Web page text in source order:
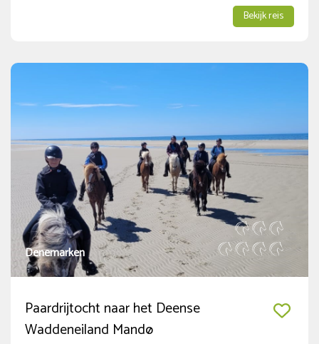
Bekijk reis
Denemarken
Paardrijtocht naar het Deense
Waddeneiland Mandø